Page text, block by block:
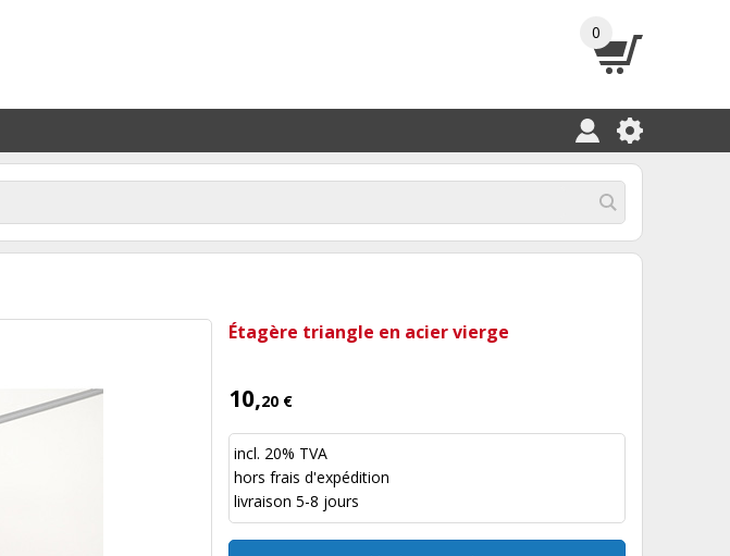
0
Étagère triangle en acier vierge
10,20 €
incl. 20% TVA
hors frais d'expédition
livraison 5-8 jours